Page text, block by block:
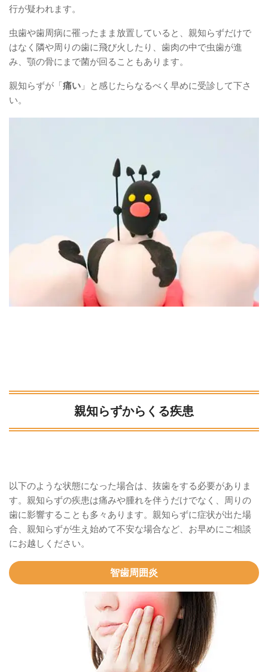
行が疑われます。
虫歯や歯周病に罹ったまま放置していると、親知らずだけで
はなく隣や周りの歯に飛び火したり、歯肉の中で虫歯が進
み、顎の骨にまで菌が回ることもあります。
親知らずが「 痛い 」と感じたらなるべく早めに受診して下さ
い。
親知らずからくる疾患
以下のような状態になった場合は、抜歯をする必要がありま
す。親知らずの疾患は痛みや腫れを伴うだけでなく、周りの
歯に影響することも多々あります。親知らずに症状が出た場
合、親知らずが生え始めて不安な場合など、お早めにご相談
にお越しください。
智歯周囲炎